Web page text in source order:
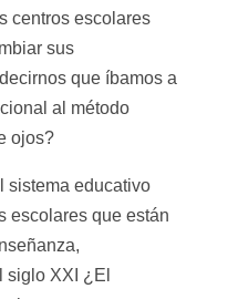
centros escolares
sus
que íbamos a
al método
ojos?
sistema educativo
escolares que están
siglo XXI ¿El